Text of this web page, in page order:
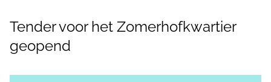
Tender voor het Zomerhofkwartier
geopend